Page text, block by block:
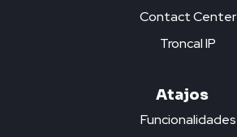
Contact Center
Troncal IP
Atajos
Funcionalidades